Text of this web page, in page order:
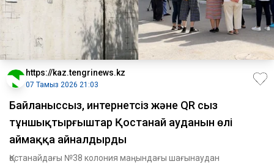
https://kaz.tengrinews.kz
07 Тамыз 2026 21:03
Байланыссыз, интернетсіз және QR сыз
тұншықтырғыштар Қостанай ауданын өлі
аймаққа айналдырды
Қостанайдағы №38 колония маңындағы шағынаудан